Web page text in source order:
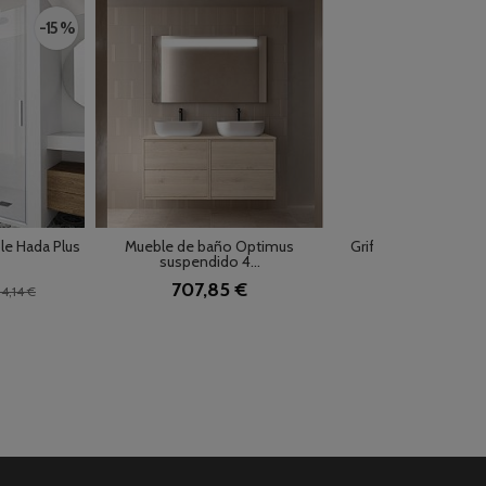
-15 %
Hada Plus
€
Mueble de baño Optimus
suspendido 4...
707,85 €
Grifo de cocina